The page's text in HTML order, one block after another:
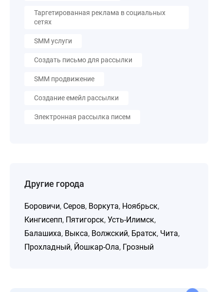
Таргетированная реклама в социальных
сетях
SMM услуги
Создать письмо для рассылки
SMM продвижение
Создание емейл рассылки
Электронная рассылка писем
Другие города
Боровичи, Серов, Воркута, Ноябрьск,
Кингисепп, Пятигорск, Усть-Илимск,
Балашиха, Выкса, Волжский, Братск, Чита,
Прохладный, Йошкар-Ола, Грозный